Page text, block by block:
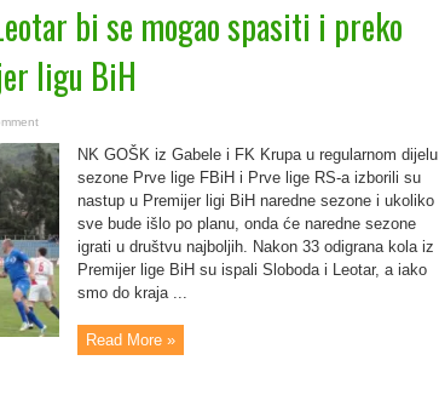
bi se mogao spasiti i preko
ligu BiH
NK GOŠK iz Gabele i FK Krupa u regularnom dijelu
sezone Prve lige FBiH i Prve lige RS-a izborili su
nastup u Premijer ligi BiH naredne sezone i ukoliko
sve bude išlo po planu, onda će naredne sezone
igrati u društvu najboljih. Nakon 33 odigrana kola iz
Premijer lige BiH su ispali Sloboda i Leotar, a iako
smo do kraja ...
Read More »